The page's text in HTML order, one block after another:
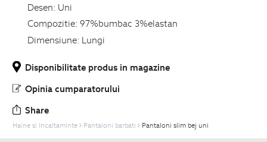
Desen: Uni
Compozitie: 97%bumbac 3%elastan
Dimensiune: Lungi
Disponibilitate produs in magazine
Opinia cumparatorului
Share
Haine si Incaltaminte Pantaloni barbati Pantaloni slim bej uni